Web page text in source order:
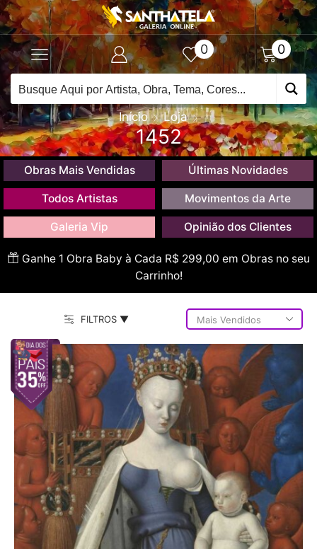
0 0
Início Loja
1452
Obras Mais Vendidas Últimas Novidades
Todos Artistas Movimentos da Arte
Galeria Vip Opinião dos Clientes
Ganhe 1 Obra Baby à Cada R$ 299,00 em Obras no seu
Carrinho!
FILTROS ▼